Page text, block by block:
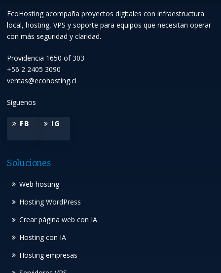
EcoHosting acompaña proyectos digitales con infraestructura
local, hosting, VPS y soporte para equipos que necesitan operar
con más seguridad y claridad.
Providencia 1650 of 303
+56 2 2405 3090
ventas@ecohosting.cl
Síguenos
FB IG
Soluciones
Web hosting
Hosting WordPress
Crear página web con IA
Hosting con IA
Hosting empresas